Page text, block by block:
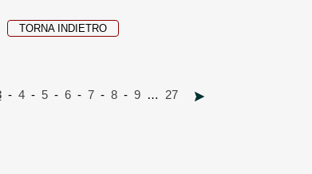
TORNA INDIETRO
- 4 - 5 - 6 - 7 - 8 - 9 … 27